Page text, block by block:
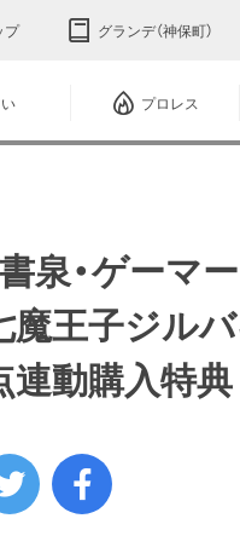
プ グランデ（神保町）
プロレス
書泉・ゲーマ
魔王子ジル
連動購入特典